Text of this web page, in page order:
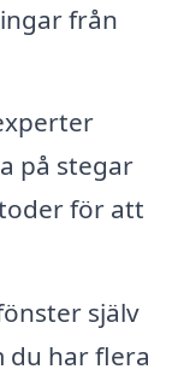
från
på stegar
för att
själv
du har flera